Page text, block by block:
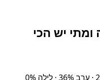
ומתי יש הכי